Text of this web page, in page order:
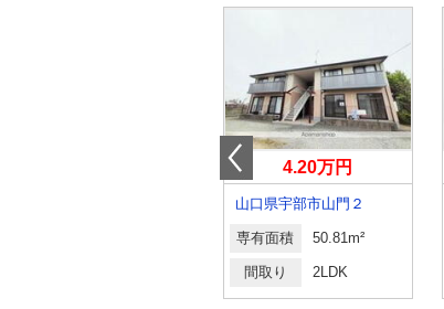
4.20万円
山口県宇部市山門２
専有面積 50.81m²
間取り 2LDK